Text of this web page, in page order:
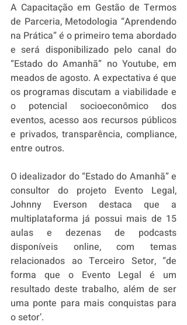
A Capacitação em Gestão de Termos
de Parceria, Metodologia “Aprendendo
na Prática” é o primeiro tema abordado
e será disponibilizado pelo canal do
“Estado do Amanhã” no Youtube, em
meados de agosto. A expectativa é que
os programas discutam a viabilidade e
o potencial socioeconômico dos
eventos, acesso aos recursos públicos
e privados, transparência, compliance,
entre outros.
O idealizador do “Estado do Amanhã” e
consultor do projeto Evento Legal,
Johnny Everson destaca que a
multiplataforma já possui mais de 15
aulas e dezenas de podcasts
disponíveis online, com temas
relacionados ao Terceiro Setor, “de
forma que o Evento Legal é um
resultado deste trabalho, além de ser
uma ponte para mais conquistas para
o setor’.